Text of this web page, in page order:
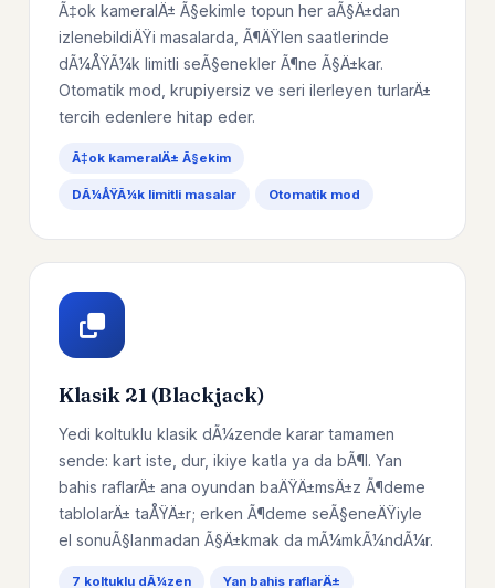
Ã‡ok kameralÄ± Ã§ekimle topun her aÃ§Ä±dan
izlenebildiÄŸi masalarda, Ã¶ÄŸlen saatlerinde
dÃ¼ÅŸÃ¼k limitli seÃ§enekler Ã¶ne Ã§Ä±kar.
Otomatik mod, krupiyersiz ve seri ilerleyen turlarÄ±
tercih edenlere hitap eder.
Ã‡ok kameralÄ± Ã§ekim
DÃ¼ÅŸÃ¼k limitli masalar Otomatik mod
Klasik 21 (Blackjack)
Yedi koltuklu klasik dÃ¼zende karar tamamen
sende: kart iste, dur, ikiye katla ya da bÃ¶l. Yan
bahis raflarÄ± ana oyundan baÄŸÄ±msÄ±z Ã¶deme
tablolarÄ± taÅŸÄ±r; erken Ã¶deme seÃ§eneÄŸiyle
el sonuÃ§lanmadan Ã§Ä±kmak da mÃ¼mkÃ¼ndÃ¼r.
7 koltuklu dÃ¼zen Yan bahis raflarÄ±